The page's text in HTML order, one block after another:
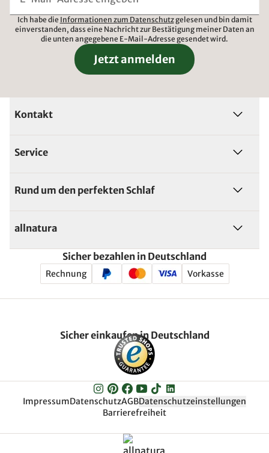
Ich habe die Informationen zum Datenschutzgelesen und bin damit
einverstanden, dass eine Nachricht zur Bestätigung meiner Daten an
die unten angegebene E-Mail-Adresse gesendet wird.
Jetzt anmelden
Kontakt
Service
Rund um den perfekten Schlaf
allnatura
Sicher bezahlen in Deutschland
Rechnung Vorkasse
Sicher einkaufen in Deutschland
ImpressumDatenschutzAGBDatenschutzeinstellungen
Barrierefreiheit